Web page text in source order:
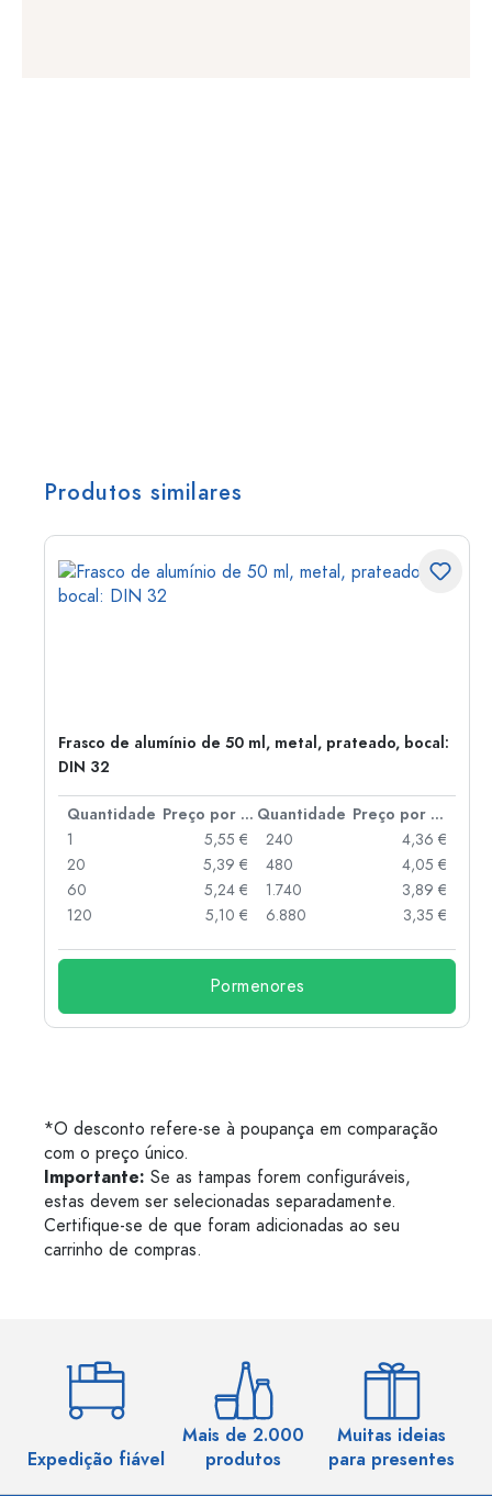
Produtos similares
Frasco de alumínio de 50 ml, metal, prateado, bocal:
DIN 32
Quantidade Preço por peça Quantidade
Preço por peça
1
5,55 €
20
5,39 €
60
5,24 €
120
5,10 €
240
4,36 €
480
4,05 €
1.740
3,89 €
6.880
3,35 €
Pormenores
*O desconto refere-se à poupança em comparação
com o preço único.
Importante: Se as tampas forem configuráveis,
estas devem ser selecionadas separadamente.
Certifique-se de que foram adicionadas ao seu
carrinho de compras.
Expedição fiável
Mais de 2.000
produtos
Muitas ideias
para presentes